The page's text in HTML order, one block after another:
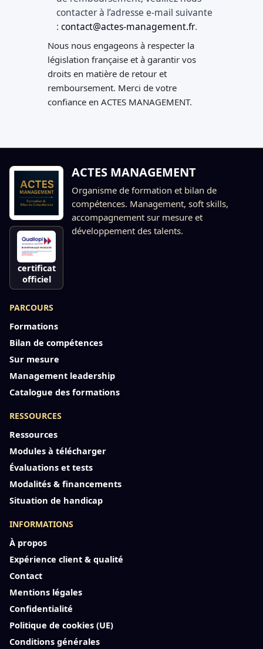
contacter à l’adresse e-mail suivante
:contact@actes-management.fr.
Nous nous engageons à respecter la
législation française et à garantir vos
droits en matière de retour et
remboursement. Merci de votre
confiance en ACTES MANAGEMENT.
certificat
officiel
ACTES MANAGEMENT
Organisme de formation et bilan de
compétences. Management, soft skills,
accompagnement sur mesure et
développement des talents.
PARCOURS
Formations
Bilan de compétences
Sur mesure
Management leadership
Catalogue des formations
RESSOURCES
Ressources
Modules à télécharger
Évaluations et tests
Modalités & financements
Situation de handicap
INFORMATIONS
À propos
Expérience client & qualité
Contact
Mentions légales
Confidentialité
Politique de cookies (UE)
Conditions générales